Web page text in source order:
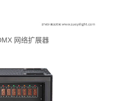
网络扩展器